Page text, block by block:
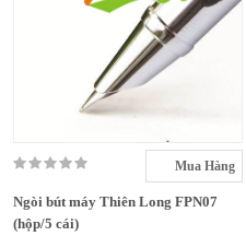
Mua Hàng
Ngòi bút máy Thiên Long FPN07
(hộp/5 cái)